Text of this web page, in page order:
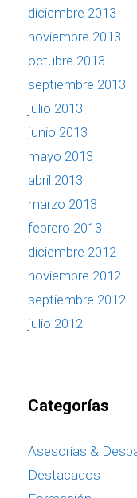
diciembre 2013
noviembre 2013
octubre 2013
septiembre 2013
julio 2013
junio 2013
mayo 2013
abril 2013
marzo 2013
febrero 2013
diciembre 2012
noviembre 2012
septiembre 2012
julio 2012
Categorías
Asesorías &
Destacados